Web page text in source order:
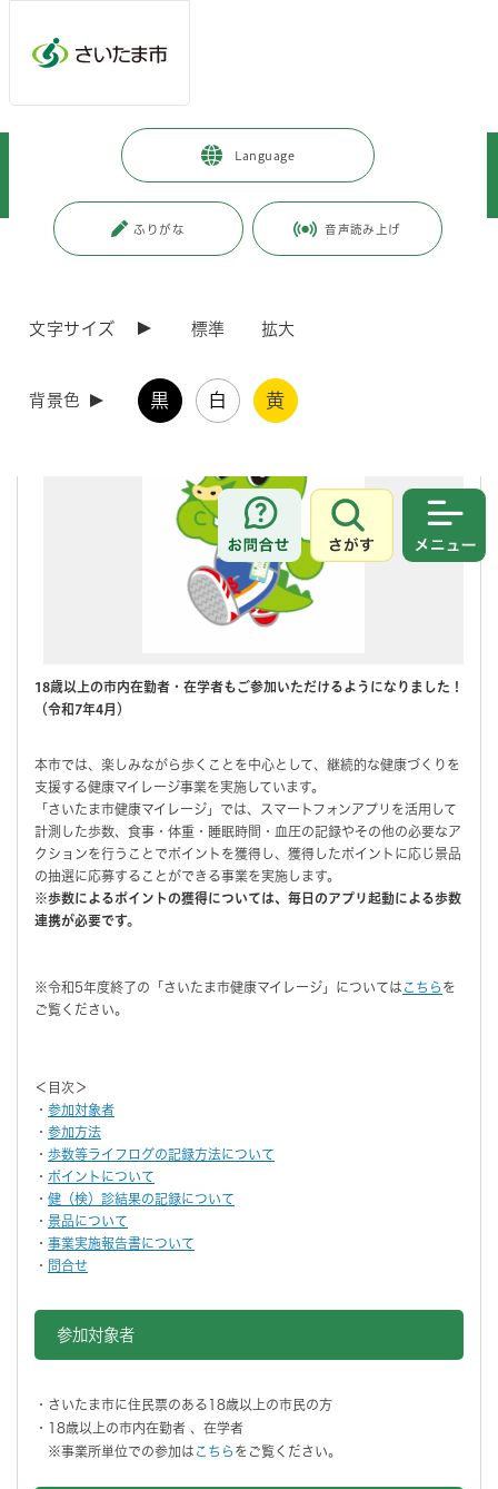
Language
ふりがな 音声読み上げ
文字サイズ 標準 拡大
背景色 黒 白 黄
お問合せ
さがす
健康・医療・福祉 > 健康・医療
>
更新日付：2026年4月6日 / ページ番号：C099389
す！
18歳以上の市内在勤者・在学者もご参加いただけるようになりました！
（令和7年4月）
本市では、楽しみながら歩くことを中心として、継続的な健康づくりを
支援する健康マイレージ事業を実施しています。
「さいたま市健康マイレージ」では、スマートフォンアプリを活用して
計測した歩数、食事・体重・睡眠時間・血圧の記録やその他の必要なア
クションを行うことでポイントを獲得し、獲得したポイントに応じ景品
の抽選に応募することができる事業を実施します。
※歩数によるポイントの獲得については、毎日のアプリ起動による歩数
連携が必要です。
※令和5年度終了の「さいたま市健康マイレージ」については こちら を
ご覧ください。
＜目次＞
・ 参加対象者
・ 参加方法
・ 歩数等ライフログの記録方法について
・ ポイントについて
・ 健（検）診結果の記録について
・ 景品について
・ 事業実施報告書について
・ 問合せ
参加対象者
・さいたま市に住民票のある18歳以上の市民の方
・18歳以上の市内在勤者 、在学者
※事業所単位での参加は こちら をご覧ください。